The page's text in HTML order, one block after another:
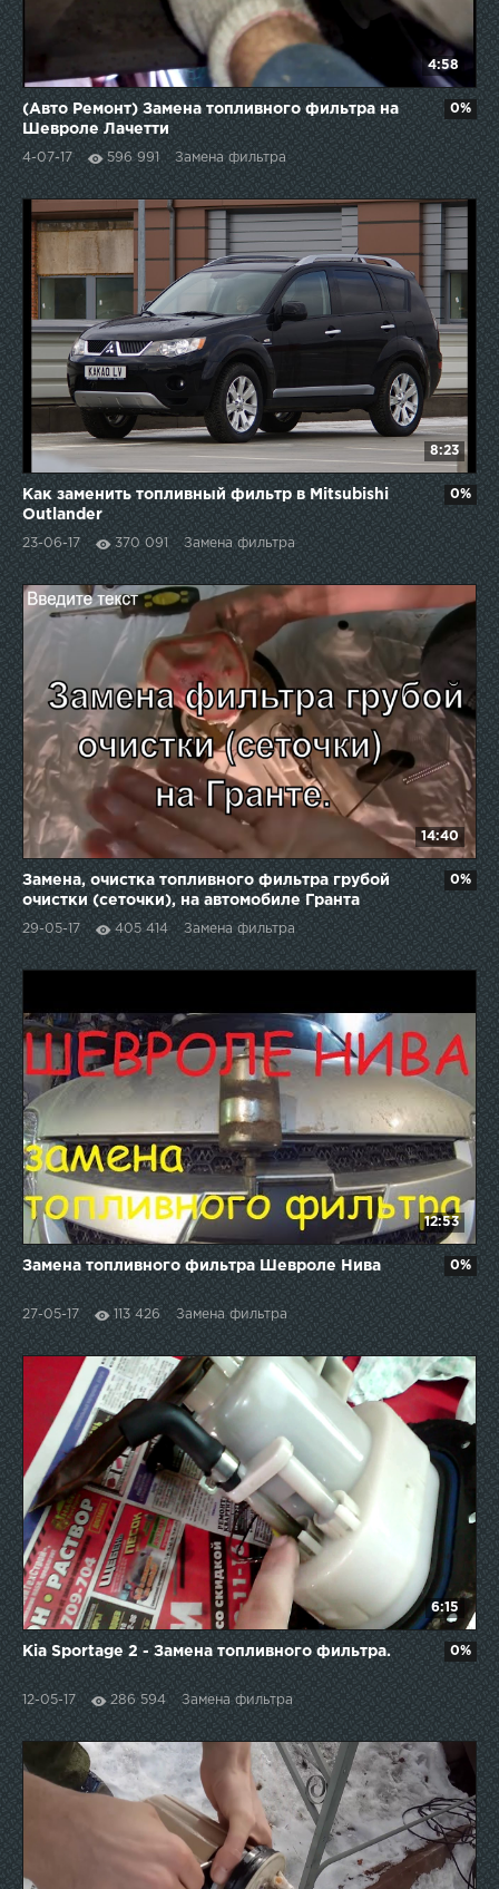
4:58
(Авто Ремонт) Замена топливного фильтра на
Шевроле Лачетти
4-07-17 596 991 Замена фильтра
0%
8:23
Как заменить топливный фильтр в Mitsubishi
Outlander
23-06-17 370 091 Замена фильтра
0%
14:40
Замена, очистка топливного фильтра грубой
очистки (сеточки), на автомобиле Гранта
29-05-17 405 414 Замена фильтра
0%
12:53
Замена топливного фильтра Шевроле Нива
27-05-17 113 426 Замена фильтра
0%
6:15
Kia Sportage 2 - Замена топливного фильтра.
12-05-17 286 594 Замена фильтра
0%